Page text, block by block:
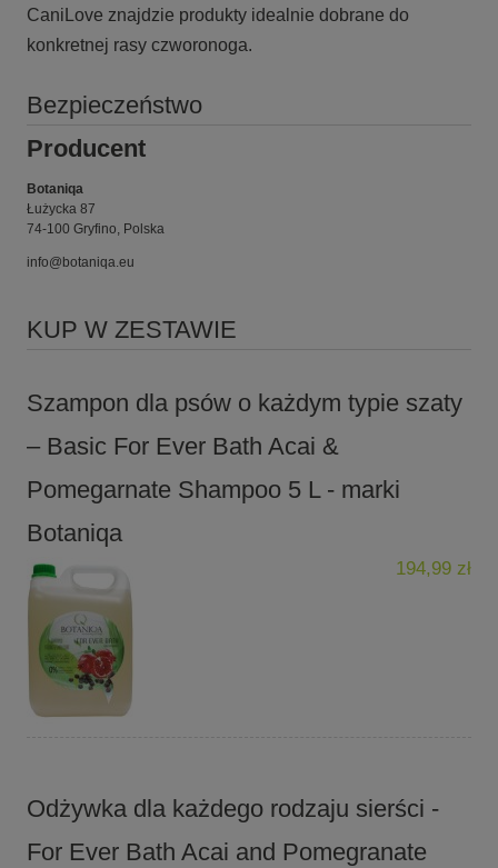
CaniLove znajdzie produkty idealnie dobrane do
konkretnej rasy czworonoga.
Bezpieczeństwo
Producent
Botaniqa
Łużycka 87
74-100 Gryfino, Polska
info@botaniqa.eu
KUP W ZESTAWIE
Szampon dla psów o każdym typie szaty
– Basic For Ever Bath Acai &
Pomegarnate Shampoo 5 L - marki
Botaniqa
194,99 zł
Odżywka dla każdego rodzaju sierści -
For Ever Bath Acai and Pomegranate